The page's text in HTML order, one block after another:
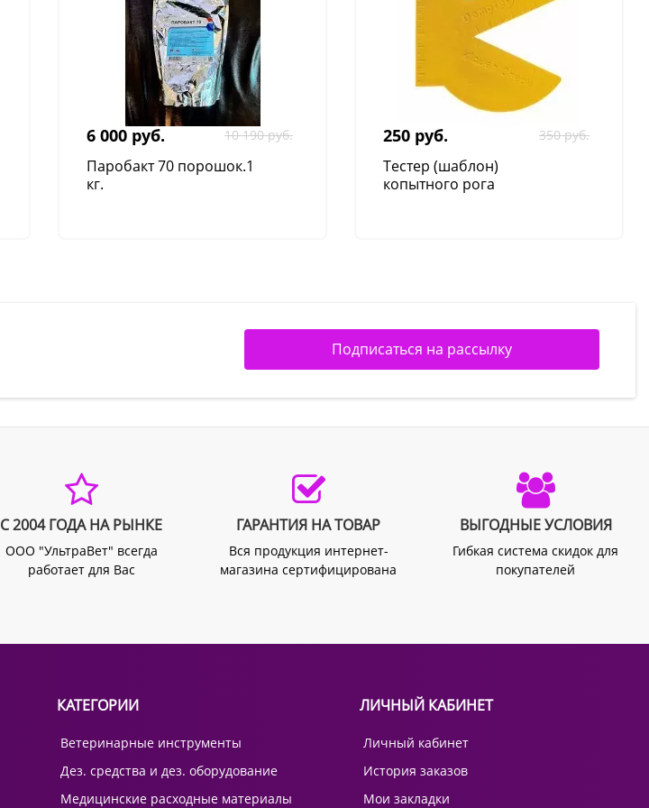
(30 см, 40 см)
6 000 руб. 10 190 руб.
Паробакт 70 порошок.1
кг.
250 руб. 350 руб.
Тестер (шаблон)
копытного рога
Подписаться на рассылку
С 2004 ГОДА НА РЫНКЕ
ООО "УльтраВет" всегда
работает для Вас
ГАРАНТИЯ НА ТОВАР
Вся продукция интернет-
магазина сертифицирована
ВЫГОДНЫЕ УСЛОВИЯ
Гибкая система скидок для
покупателей
КАТЕГОРИИ
Ветеринарные инструменты
Дез. средства и дез. оборудование
Медицинские расходные материалы
ЛИЧНЫЙ КАБИНЕТ
Личный кабинет
История заказов
Мои закладки